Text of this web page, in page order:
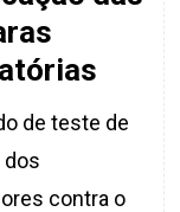
de teste de
dos
contra o